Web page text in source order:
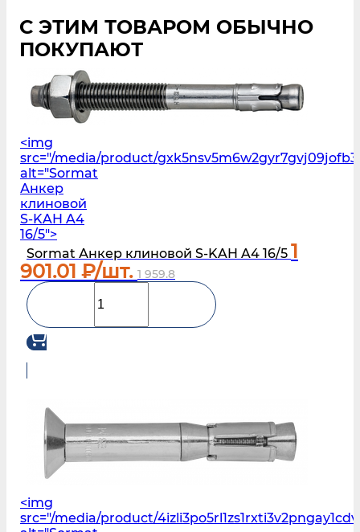
С ЭТИМ ТОВАРОМ ОБЫЧНО
ПОКУПАЮТ
<img
src="/media/product/
alt="Sormat
Анкер
клиновой
S‑KAH A4
16/5">
Sormat Анкер клиновой S‑KAH A4 16/5 1
901.01 ₽/шт. 1 959.8
<img
src="/media/product/